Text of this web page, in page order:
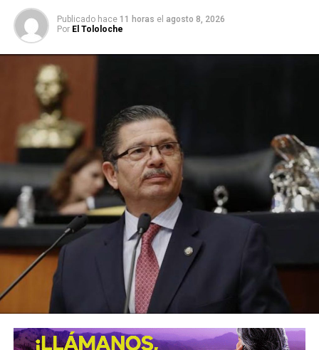
López obrador aseguró que el país actuará de manera
responsable en la búsqueda de paz y diálogo.
Mientras tanto, medios iraníes reportaron lamuerte de 80
soldados estadounidenses tras el ataque a dos
recintos de Irak; Mohamad Javad Zarif, ministro de
Relaciones Exteriores aseguró que su país “tomó y
concluyó medidas proporcionadas” tras el asesinato de
Soleimani.
Con información de: Excélsior
También te puede interesar:Trump prepara mensaje a la
nación tras ataque iraní
Publicado hace 11 horas el agosto 8, 2026
Por El Tololoche